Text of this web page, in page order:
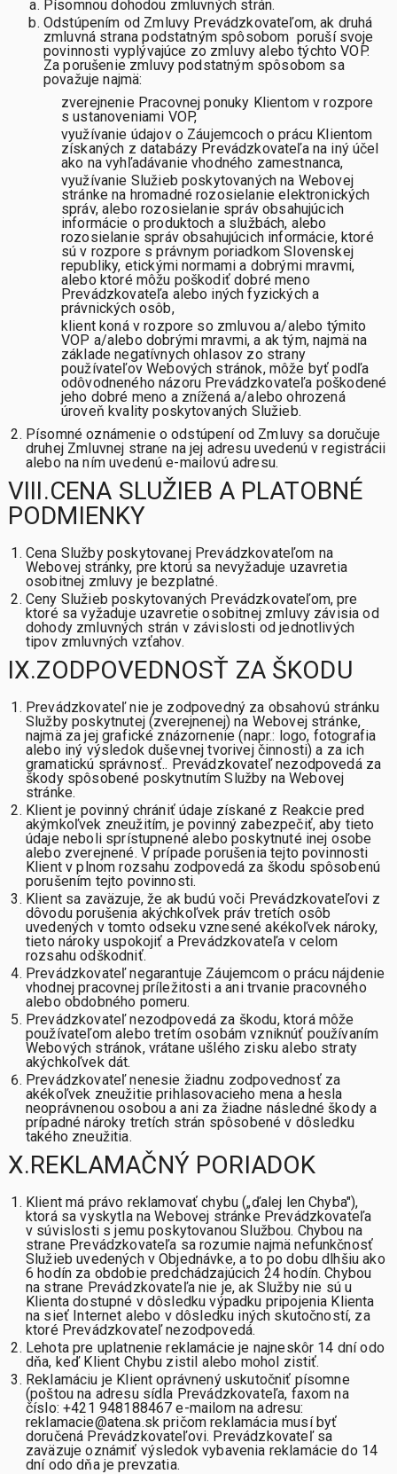
Písomnou dohodou zmluvných strán.
Odstúpením od Zmluvy Prevádzkovateľom, ak druhá
zmluvná strana podstatným spôsobom poruší svoje
povinnosti vyplývajúce zo zmluvy alebo týchto VOP.
Za porušenie zmluvy podstatným spôsobom sa
považuje najmä:
zverejnenie Pracovnej ponuky Klientom v rozpore
s ustanoveniami VOP,
využívanie údajov o Záujemcoch o prácu Klientom
získaných z databázy Prevádzkovateľa na iný účel
ako na vyhľadávanie vhodného zamestnanca,
využívanie Služieb poskytovaných na Webovej
stránke na hromadné rozosielanie elektronických
správ, alebo rozosielanie správ obsahujúcich
informácie o produktoch a službách, alebo
rozosielanie správ obsahujúcich informácie, ktoré
sú v rozpore s právnym poriadkom Slovenskej
republiky, etickými normami a dobrými mravmi,
alebo ktoré môžu poškodiť dobré meno
Prevádzkovateľa alebo iných fyzických a
právnických osôb,
klient koná v rozpore so zmluvou a/alebo týmito
VOP a/alebo dobrými mravmi, a ak tým, najmä na
základe negatívnych ohlasov zo strany
používateľov Webových stránok, môže byť podľa
odôvodneného názoru Prevádzkovateľa poškodené
jeho dobré meno a znížená a/alebo ohrozená
úroveň kvality poskytovaných Služieb.
Písomné oznámenie o odstúpení od Zmluvy sa doručuje
druhej Zmluvnej strane na jej adresu uvedenú v registrácii
alebo na ním uvedenú e-mailovú adresu.
VIII.CENA SLUŽIEB A PLATOBNÉ
PODMIENKY
Cena Služby poskytovanej Prevádzkovateľom na
Webovej stránky, pre ktorú sa nevyžaduje uzavretia
osobitnej zmluvy je bezplatné.
Ceny Služieb poskytovaných Prevádzkovateľom, pre
ktoré sa vyžaduje uzavretie osobitnej zmluvy závisia od
dohody zmluvných strán v závislosti od jednotlivých
tipov zmluvných vzťahov.
IX.ZODPOVEDNOSŤ ZA ŠKODU
Prevádzkovateľ nie je zodpovedný za obsahovú stránku
Služby poskytnutej (zverejnenej) na Webovej stránke,
najmä za jej grafické znázornenie (napr.: logo, fotografia
alebo iný výsledok duševnej tvorivej činnosti) a za ich
gramatickú správnosť.. Prevádzkovateľ nezodpovedá za
škody spôsobené poskytnutím Služby na Webovej
stránke.
Klient je povinný chrániť údaje získané z Reakcie pred
akýmkoľvek zneužitím, je povinný zabezpečiť, aby tieto
údaje neboli sprístupnené alebo poskytnuté inej osobe
alebo zverejnené. V prípade porušenia tejto povinnosti
Klient v plnom rozsahu zodpovedá za škodu spôsobenú
porušením tejto povinnosti.
Klient sa zaväzuje, že ak budú voči Prevádzkovateľovi z
dôvodu porušenia akýchkoľvek práv tretích osôb
uvedených v tomto odseku vznesené akékoľvek nároky,
tieto nároky uspokojiť a Prevádzkovateľa v celom
rozsahu odškodniť.
Prevádzkovateľ negarantuje Záujemcom o prácu nájdenie
vhodnej pracovnej príležitosti a ani trvanie pracovného
alebo obdobného pomeru.
Prevádzkovateľ nezodpovedá za škodu, ktorá môže
používateľom alebo tretím osobám vzniknúť používaním
Webových stránok, vrátane ušlého zisku alebo straty
akýchkoľvek dát.
Prevádzkovateľ nenesie žiadnu zodpovednosť za
akékoľvek zneužitie prihlasovacieho mena a hesla
neoprávnenou osobou a ani za žiadne následné škody a
prípadné nároky tretích strán spôsobené v dôsledku
takého zneužitia.
X.REKLAMAČNÝ PORIADOK
Klient má právo reklamovať chybu („ďalej len Chyba"),
ktorá sa vyskytla na Webovej stránke Prevádzkovateľa
v súvislosti s jemu poskytovanou Službou. Chybou na
strane Prevádzkovateľa sa rozumie najmä nefunkčnosť
Služieb uvedených v Objednávke, a to po dobu dlhšiu ako
6 hodín za obdobie predchádzajúcich 24 hodín. Chybou
na strane Prevádzkovateľa nie je, ak Služby nie sú u
Klienta dostupné v dôsledku výpadku pripojenia Klienta
na sieť Internet alebo v dôsledku iných skutočností, za
ktoré Prevádzkovateľ nezodpovedá.
Lehota pre uplatnenie reklamácie je najneskôr 14 dní odo
dňa, keď Klient Chybu zistil alebo mohol zistiť.
Reklamáciu je Klient oprávnený uskutočniť písomne
(poštou na adresu sídla Prevádzkovateľa, faxom na
číslo: +421 948188467 e-mailom na adresu:
reklamacie@atena.sk pričom reklamácia musí byť
doručená Prevádzkovateľovi. Prevádzkovateľ sa
zaväzuje oznámiť výsledok vybavenia reklamácie do 14
dní odo dňa je prevzatia.